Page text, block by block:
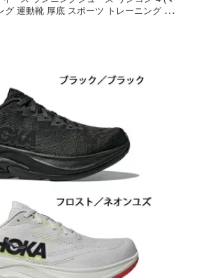
グ 運動靴 厚底 スポーツ トレーニング ブ